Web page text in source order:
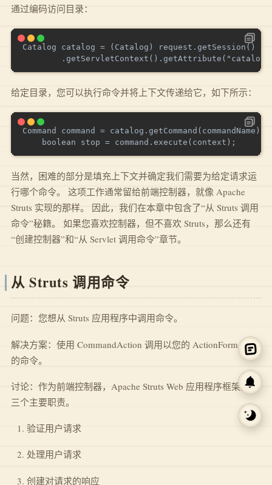
通过编码访问目录：
Catalog catalog = (Catalog) request.getSession()
给定目录，您可以执行命令并将上下文传递给它，如下所示：
Command command =
当然，困难的部分是填充上下文并确定我们需要为给定请求运
行哪个命令。 这项工作通常留给前端控制器，就像 Apache
Struts 实现的那样。 因此，我们在本章中包含了“从 Struts 调用
命令”秘籍。 如果您喜欢控制器，但不喜欢 Struts，那么还有
“创建控制器”和“从 Servlet 调用命令”章节。
从 Struts 调用命令
问题：您想从 Struts 应用程序中调用命令。
解决方案：使用 CommandAction 调用以您的 ActionForm 命名
的命令。
讨论：作为前端控制器，Apache Struts Web 应用程序框架具有
三个主要职责。
验证用户请求
处理用户请求
创建对请求的响应